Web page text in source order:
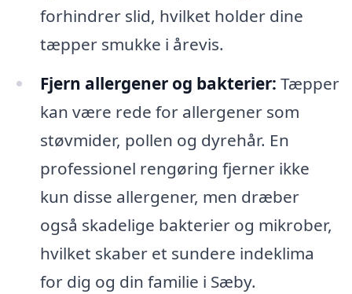
forhindrer slid, hvilket holder dine
tæpper smukke i årevis.
Fjern allergener og bakterier: Tæpper
kan være rede for allergener som
støvmider, pollen og dyrehår. En
professionel rengøring fjerner ikke
kun disse allergener, men dræber
også skadelige bakterier og mikrober,
hvilket skaber et sundere indeklima
for dig og din familie i Sæby.